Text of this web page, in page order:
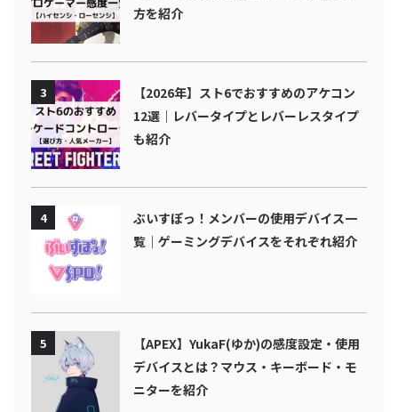
方を紹介
3
【2026年】スト6でおすすめのアケコン
12選｜レバータイプとレバーレスタイプ
も紹介
4
ぶいすぽっ！メンバーの使用デバイス一
覧｜ゲーミングデバイスをそれぞれ紹介
5
【APEX】YukaF(ゆか)の感度設定・使用
デバイスとは？マウス・キーボード・モ
ニターを紹介